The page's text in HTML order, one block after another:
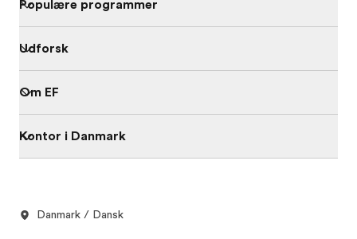
Populære programmer
Udforsk
Om EF
Kontor i Danmark
Danmark / Dansk